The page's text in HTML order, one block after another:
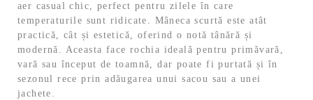
aer casual chic, perfect pentru zilele în care
temperaturile sunt ridicate. Mâneca scurtă este atât
practică, cât și estetică, oferind o notă tânără și
modernă. Aceasta face rochia ideală pentru primăvară,
vară sau început de toamnă, dar poate fi purtată și în
sezonul rece prin adăugarea unui sacou sau a unei
jachete.